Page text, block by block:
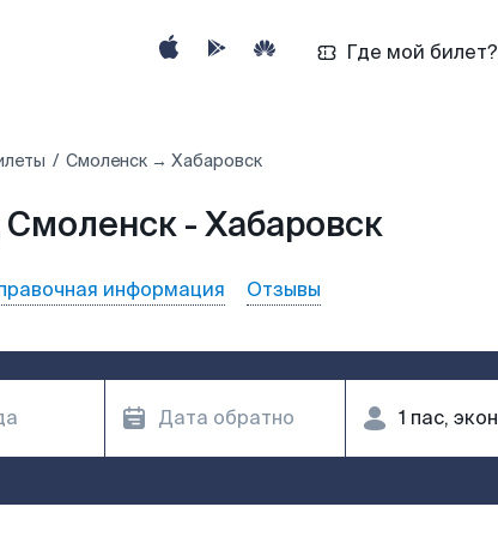
Где мой билет?
Смоленск → Хабаровск
- Хабаровск
информация Отзывы